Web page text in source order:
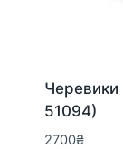
Черевики
51094)
2700₴